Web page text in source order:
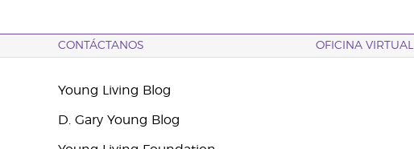
CONTÁCTANOS OFICINA VIRTUAL
Young Living Blog
D. Gary Young Blog